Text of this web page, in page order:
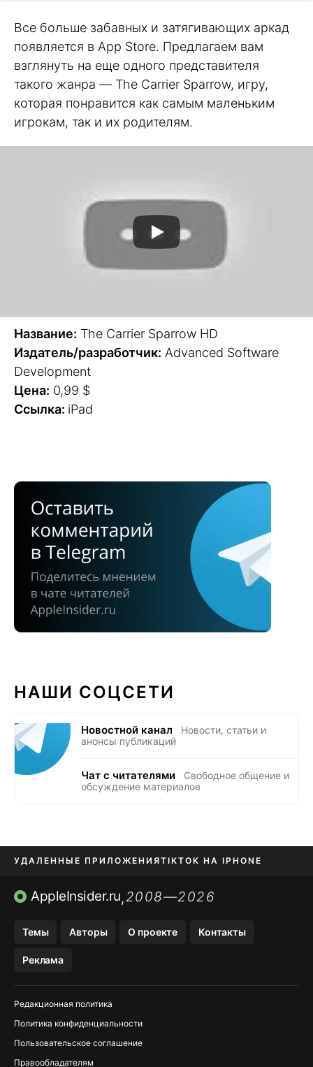
Все больше забавных и затягивающих аркад
появляется в App Store. Предлагаем вам
взглянуть на еще одного представителя
такого жанра — The Carrier Sparrow, игру,
которая понравится как самым маленьким
игрокам, так и их родителям.
Название: The Carrier Sparrow HD
Издатель/разработчик: Advanced Software
Development
Цена: 0,99 $
Ссылка: iPad
НАШИ СОЦСЕТИ
Новостной канал
Новости, статьи и
анонсы публикаций
Чат с читателями
Свободное общение и
обсуждение материалов
УДАЛЕННЫЕ ПРИЛОЖЕНИЯTIKTOK НА IPHONE
ПРИЛОЖЕНИЯ БЕЗ APP STORE
AppleInsider.ru,2008—2026
Темы Авторы О проекте Контакты
Реклама
Редакционная политика
Политика конфиденциальности
Пользовательское соглашение
Правообладателям